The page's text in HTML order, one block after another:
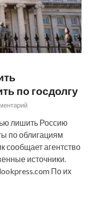
по госдолгу
лишить Россию
по облигациям
сообщает агентство
источники.
По их